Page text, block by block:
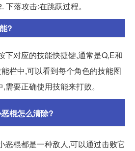
落攻击:在跳跃过程。
?
下对应的技能快捷键,通常是Q,E和
栏中,可以看到每个角色的技能图
要正确使用技能来打败。
棍怎么清除?
恶棍都是一种敌人,可以通过击败它